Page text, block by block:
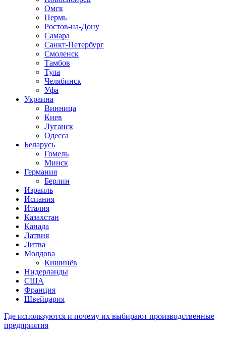
Омск
Пермь
Ростов-на-Дону
Самара
Санкт-Петербург
Смоленск
Тамбов
Тула
Челябинск
Уфа
Украина
Винница
Киев
Луганск
Одесса
Беларусь
Гомель
Минск
Германия
Берлин
Израиль
Испания
Италия
Казахстан
Канада
Латвия
Литва
Молдова
Кишинёв
Нидерланды
США
Франция
Швейцария
Где используются и почему их выбирают производственные
предприятия